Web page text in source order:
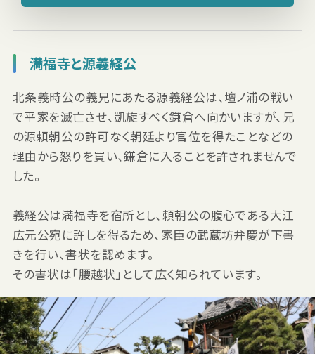
満福寺と源義経公
北条義時公の義兄にあたる源義経公は、壇ノ浦の戦い
で平家を滅亡させ、凱旋すべく鎌倉へ向かいますが、兄
の源頼朝公の許可なく朝廷より官位を得たことなどの
理由から怒りを買い、鎌倉に入ることを許されませんで
した。
義経公は満福寺を宿所とし、頼朝公の腹心である大江
広元公宛に許しを得るため、家臣の武蔵坊弁慶が下書
きを行い、書状を認めます。
その書状は「腰越状」として広く知られています。